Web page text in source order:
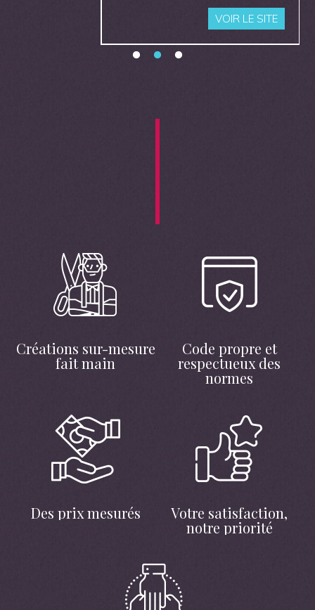
VOIR LE SITE
Créations sur-mesure
fait main
Code propre et
respectueux des
normes
Des prix mesurés Votre satisfaction,
notre priorité